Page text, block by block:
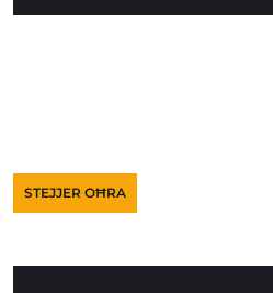
STEJJER OĦRA